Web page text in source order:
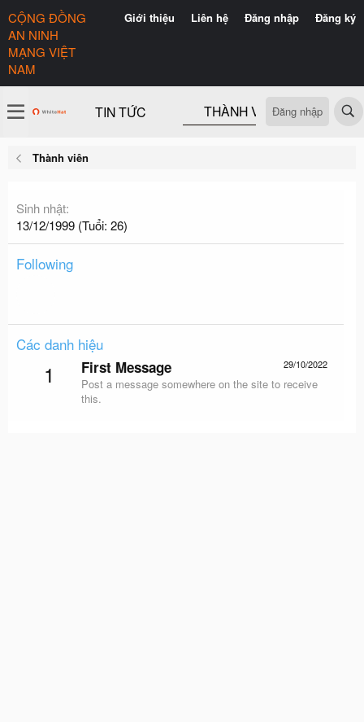
Giới thiệu Liên hệ Đăng nhập Đăng ký
CỘNG ĐỒNG
AN NINH
MẠNG VIỆT
NAM
TIN TỨC THÀNH VIÊN CÓ
Đăng nhập
Thành viên
Sinh nhật
13/12/1999 (Tuổi: 26)
Following
Các danh hiệu
1 29/10/2022
First Message
Post a message somewhere on the site to receive
this.